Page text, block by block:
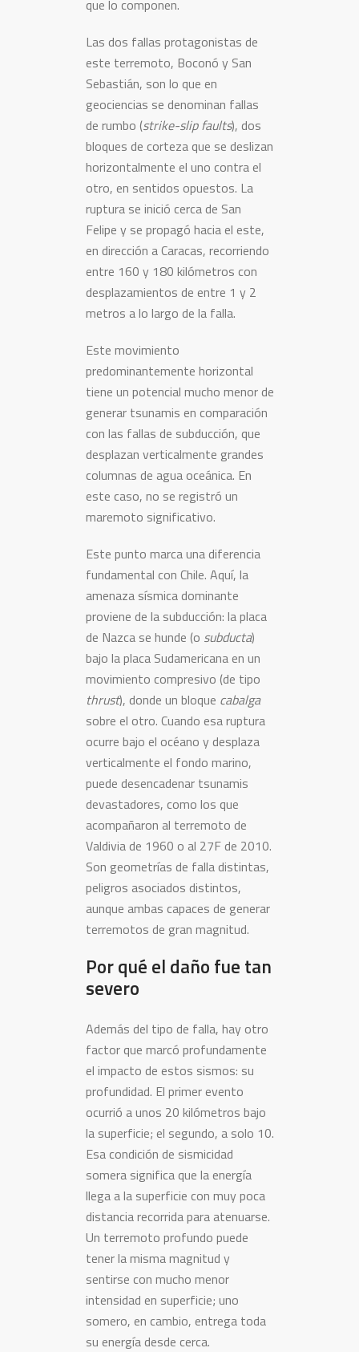
que lo componen.
Las dos fallas protagonistas de
este terremoto, Boconó y San
Sebastián, son lo que en
geociencias se denominan fallas
de rumbo (strike-slip faults), dos
bloques de corteza que se deslizan
horizontalmente el uno contra el
otro, en sentidos opuestos. La
ruptura se inició cerca de San
Felipe y se propagó hacia el este,
en dirección a Caracas, recorriendo
entre 160 y 180 kilómetros con
desplazamientos de entre 1 y 2
metros a lo largo de la falla.
Este movimiento
predominantemente horizontal
tiene un potencial mucho menor de
generar tsunamis en comparación
con las fallas de subducción, que
desplazan verticalmente grandes
columnas de agua oceánica. En
este caso, no se registró un
maremoto significativo.
Este punto marca una diferencia
fundamental con Chile. Aquí, la
amenaza sísmica dominante
proviene de la subducción: la placa
de Nazca se hunde (o subducta)
bajo la placa Sudamericana en un
movimiento compresivo (de tipo
thrust), donde un bloque cabalga
sobre el otro. Cuando esa ruptura
ocurre bajo el océano y desplaza
verticalmente el fondo marino,
puede desencadenar tsunamis
devastadores, como los que
acompañaron al terremoto de
Valdivia de 1960 o al 27F de 2010.
Son geometrías de falla distintas,
peligros asociados distintos,
aunque ambas capaces de generar
terremotos de gran magnitud.
Por qué el daño fue tan
severo
Además del tipo de falla, hay otro
factor que marcó profundamente
el impacto de estos sismos: su
profundidad. El primer evento
ocurrió a unos 20 kilómetros bajo
la superficie; el segundo, a solo 10.
Esa condición de sismicidad
somera significa que la energía
llega a la superficie con muy poca
distancia recorrida para atenuarse.
Un terremoto profundo puede
tener la misma magnitud y
sentirse con mucho menor
intensidad en superficie; uno
somero, en cambio, entrega toda
su energía desde cerca.